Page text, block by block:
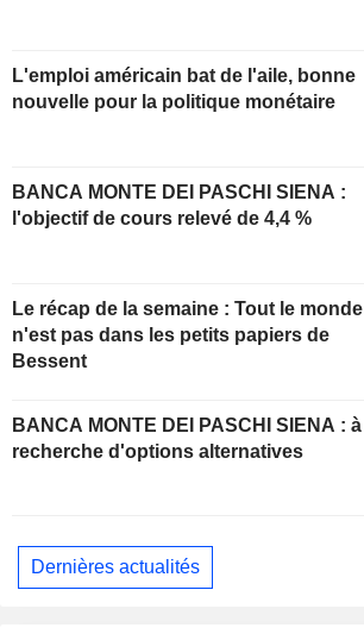
L'emploi américain bat de l'aile, bonne
nouvelle pour la politique monétaire
BANCA MONTE DEI PASCHI SIENA :
l'objectif de cours relevé de 4,4 %
Le récap de la semaine : Tout le monde
n'est pas dans les petits papiers de
Bessent
BANCA MONTE DEI PASCHI SIENA : à la
recherche d'options alternatives
Dernières actualités